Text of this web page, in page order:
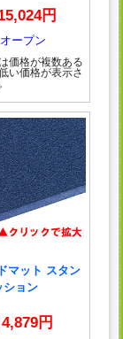
円
ープン
価格が複数ある
い価格が表示さ
マット スタン
ション
円